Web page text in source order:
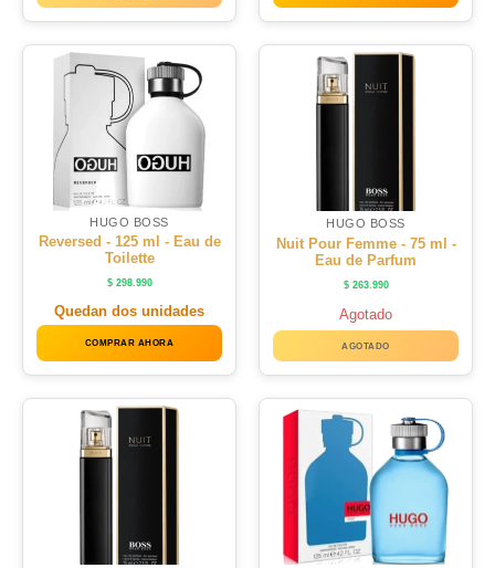
HUGO BOSS
Reversed - 125 ml - Eau de
Toilette
$298.990
Quedan dos unidades
COMPRAR AHORA
HUGO BOSS
Nuit Pour Femme - 75 ml -
Eau de Parfum
$263.990
Agotado
AGOTADO